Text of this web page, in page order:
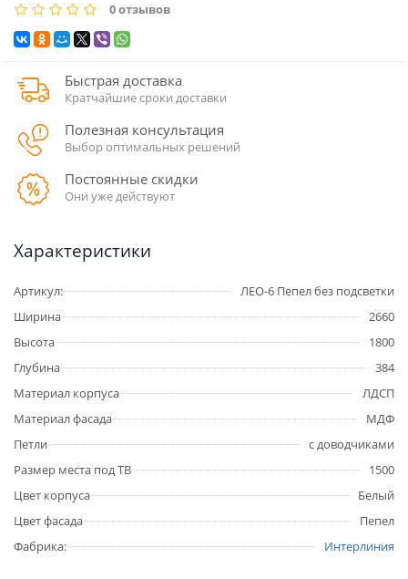
0 отзывов
Быстрая доставка
Кратчайшие сроки доставки
Полезная консультация
Выбор оптимальных решений
Постоянные скидки
Они уже действуют
Характеристики
Артикул:
ЛЕО-6 Пепел без подсветки
Ширина
2660
Высота
1800
Глубина
384
Материал корпуса
ЛДСП
Материал фасада
МДФ
Петли
с доводчиками
Размер места под ТВ
1500
Цвет корпуса
Белый
Цвет фасада
Пепел
Фабрика:
Интерлиния